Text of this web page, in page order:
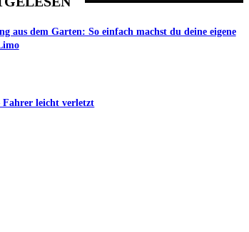
aus dem Garten: So einfach machst du deine eigene
leicht verletzt